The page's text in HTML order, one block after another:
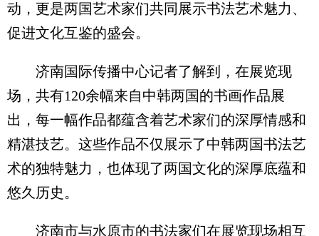
动，更是两国艺术家们共同展示书法艺术魅力、
促进文化互鉴的盛会。
济南国际传播中心记者了解到，在展览现
场，共有120余幅来自中韩两国的书画作品展
出，每一幅作品都蕴含着艺术家们的深厚情感和
精湛技艺。这些作品不仅展示了中韩两国书法艺
术的独特魅力，也体现了两国文化的深厚底蕴和
悠久历史。
济南市与水原市的书法家们在展览现场相互